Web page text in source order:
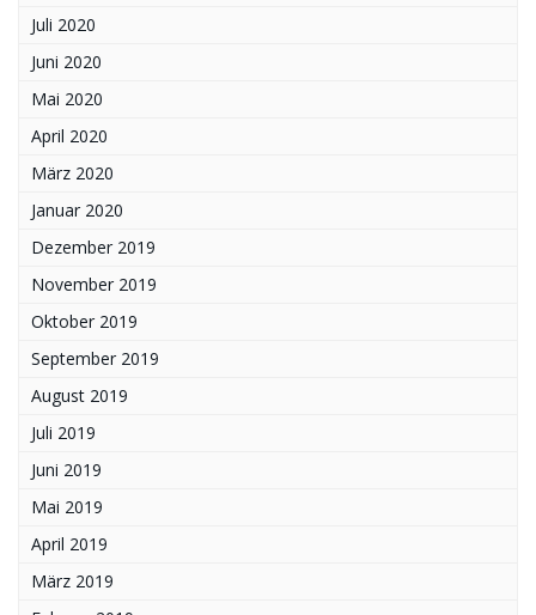
Juli 2020
Juni 2020
Mai 2020
April 2020
März 2020
Januar 2020
Dezember 2019
November 2019
Oktober 2019
September 2019
August 2019
Juli 2019
Juni 2019
Mai 2019
April 2019
März 2019